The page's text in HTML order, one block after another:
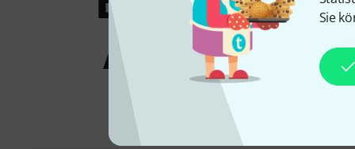
Sie
Angebote